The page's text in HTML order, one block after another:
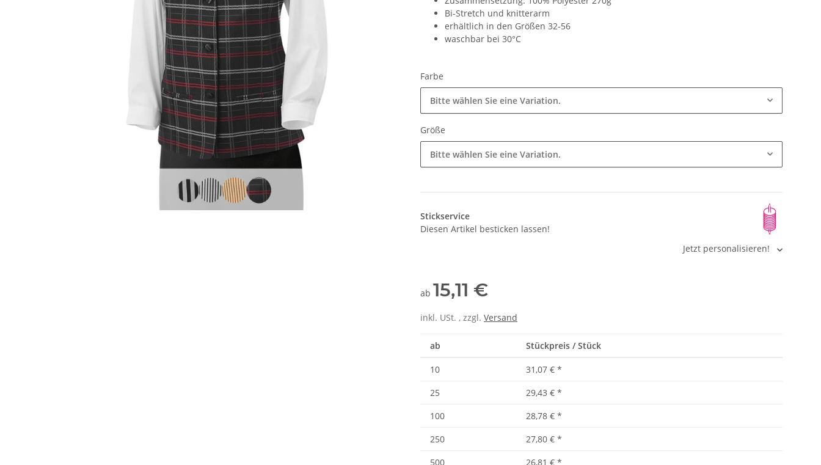
Bi-Stretch und knitterarm
erhältlich in den Größen 32-56
waschbar bei 30°C
Farbe
Bitte wählen Sie eine Variation.
Größe
Bitte wählen Sie eine Variation.
Stickservice
Diesen Artikel besticken lassen!
Jetzt personalisieren!
ab 15,11 €
inkl. USt. , zzgl. Versand
ab Stückpreis / Stück
10 31,07 € *
25
29,43 € *
100
28,78 € *
250
27,80 € *
500
26,81 € *